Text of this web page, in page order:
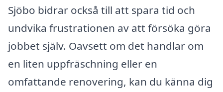
Sjöbo bidrar också till att spara tid och
undvika frustrationen av att försöka göra
jobbet själv. Oavsett om det handlar om
en liten uppfräschning eller en
omfattande renovering, kan du känna dig